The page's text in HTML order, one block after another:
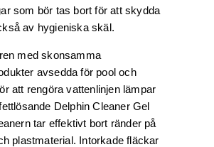
som bör tas bort för att skydda
av hygieniska skäl.
med skonsamma
avsedda för pool och
att rengöra vattenlinjen lämpar
Delphin Cleaner Gel
tar effektivt bort ränder på
plastmaterial. Intorkade fläckar